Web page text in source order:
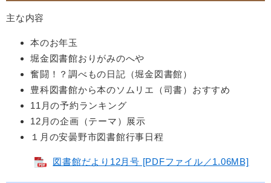
主な内容
本のお年玉
堀金図書館おりがみのへや
奮闘！？調べもの日記（堀金図書館）
豊科図書館から本のソムリエ（司書）おすすめ
11月の予約ランキング
12月の企画（テーマ）展示
１月の安曇野市図書館行事日程
図書館だより12月号 [PDFファイル／1.06MB]